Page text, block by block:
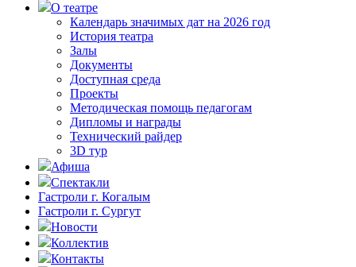
О театре
Календарь значимых дат на 2026 год
История театра
Залы
Документы
Доступная среда
Проекты
Методическая помощь педагогам
Дипломы и награды
Технический райдер
3D тур
Афиша
Спектакли
Гастроли г. Когалым
Гастроли г. Сургут
Новости
Коллектив
Контакты